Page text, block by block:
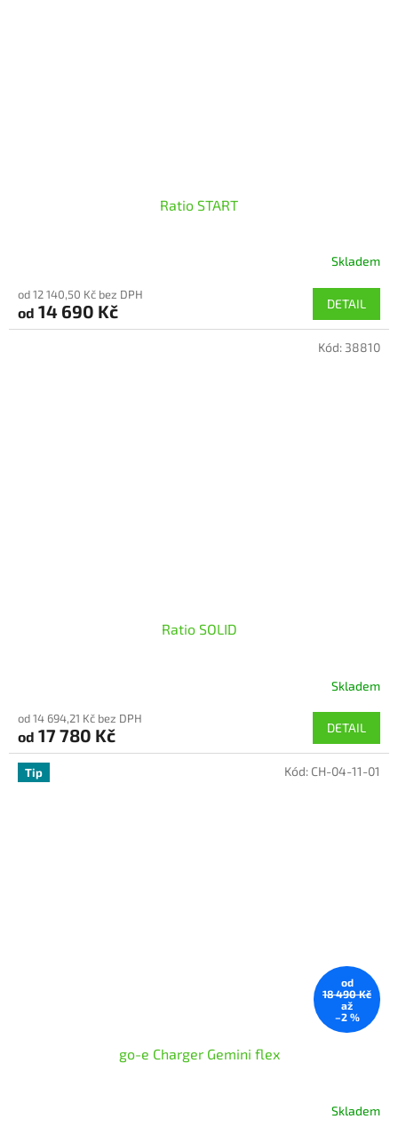
Ratio START
Skladem
od 12 140,50 Kč bez DPH
od 14 690 Kč DETAIL
Ratio SOLID
produktu
je
5,0
Skladem
od 14 694,21 Kč bez DPH
od 17 780 Kč DETAIL
Kód: 38810
Tip
od
18 490 Kč
až
–2 %
go-e Charger Gemini flex
Skladem
Kód: CH-04-11-01